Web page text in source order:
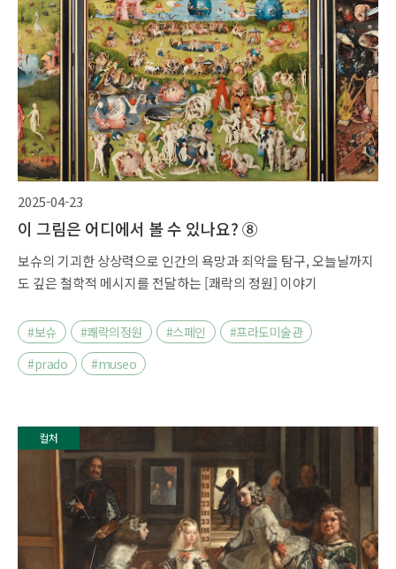
2025-04-23
이 그림은 어디에서 볼 수 있나요? ⑧
보슈의 기괴한 상상력으로 인간의 욕망과 죄악을 탐구, 오늘날까지
도 깊은 철학적 메시지를 전달하는 [쾌락의 정원] 이야기
#보슈 #쾌락의정원 #스페인
#프라도미술관
#prado
#museo
컬처